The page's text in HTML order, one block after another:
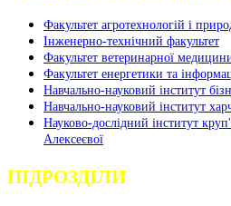
Факультет агротехнологій і
Інженерно-технічний факультет
Факультет ветеринарної
Факультет енергетики та
Навчально-науковий інститут
Навчально-науковий інститут
Науково-дослідний інститут
Алексеєвої
ПІДРОЗДІЛИ